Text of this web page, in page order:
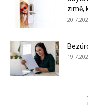
zimě,